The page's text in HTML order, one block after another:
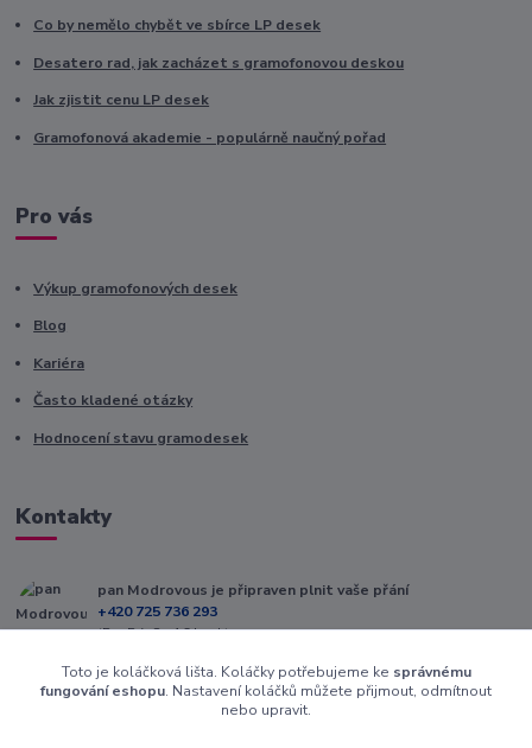
Co by nemělo chybět ve sbírce LP desek
Desatero rad, jak zacházet s gramofonovou deskou
Jak zjistit cenu LP desek
Gramofonová akademie - populárně naučný pořad
Pro vás
Výkup gramofonových desek
Blog
Kariéra
Často kladené otázky
Hodnocení stavu gramodesek
Kontakty
pan Modrovous je připraven plnit vaše přání
+420 725 736 293
(Po-Pá, 8 - 16 hod.)
info@modrovous.cz
Toto je koláčková lišta. Koláčky potřebujeme ke správnému
fungování eshopu. Nastavení koláčků můžete přijmout, odmítnout
nebo upravit.